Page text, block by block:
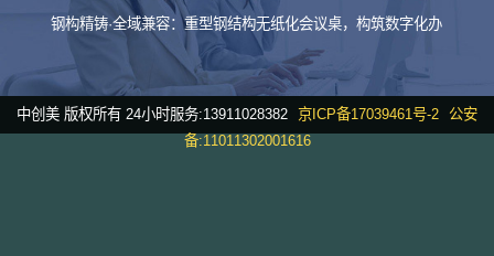
钢构精铸·全域兼容：重型钢结构无纸化会议桌，构筑数字化办
中创美 版权所有 24小时服务:13911028382 京ICP备17039461号-2
公安
备:11011302001616